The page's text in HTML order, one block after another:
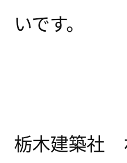
いです。
栃木建築社